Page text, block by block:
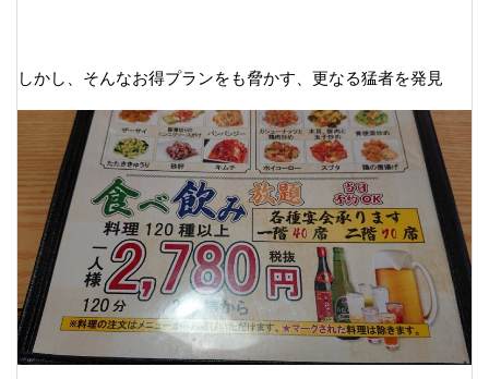
しかし、そんなお得プランをも脅かす、更なる猛者を発見